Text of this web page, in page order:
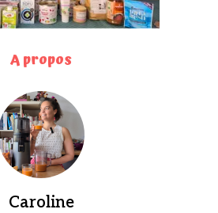
A propos
Caroline